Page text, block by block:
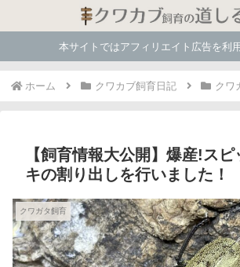
本サイトではアフィリエイト広告を利
ホーム クワカブ飼育日記 クワ
【飼育情報大公開】爆産!ス
キの割り出しを行いました！
クワガタ飼育